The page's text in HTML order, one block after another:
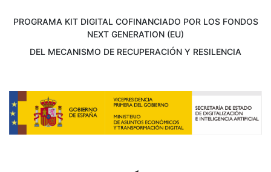
PROGRAMA KIT DIGITAL COFINANCIADO POR LOS FONDOS
NEXT GENERATION (EU)
DEL MECANISMO DE RECUPERACIÓN Y RESILENCIA